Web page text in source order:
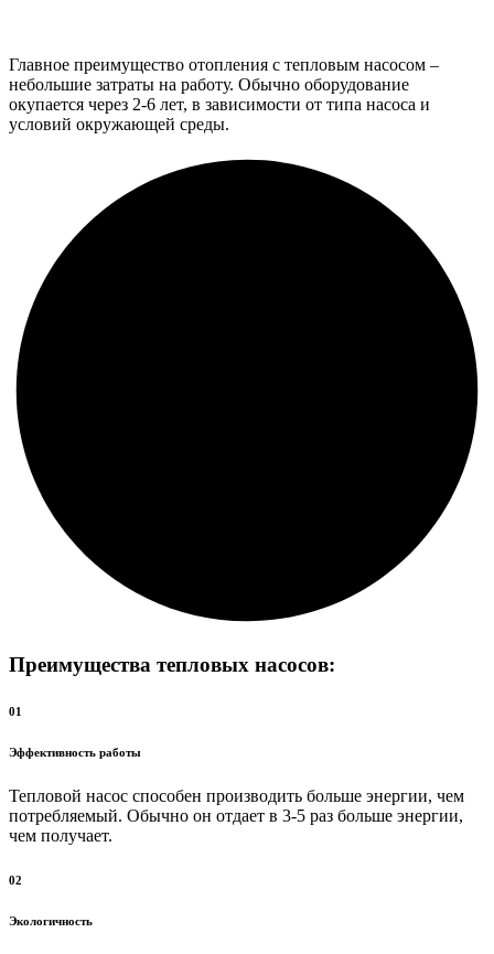
Главное преимущество отопления с тепловым насосом –
небольшие затраты на работу. Обычно оборудование
окупается через 2-6 лет, в зависимости от типа насоса и
условий окружающей среды.
Преимущества тепловых насосов:
01
Эффективность работы
Тепловой насос способен производить больше энергии, чем
потребляемый. Обычно он отдает в 3-5 раз больше энергии,
чем получает.
02
Экологичность